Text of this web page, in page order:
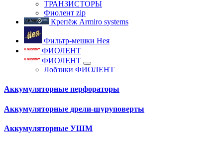
ТРАНЗИСТОРЫ
Фиолент zip
Крепёж Armiro systems
Фильтр-мешки Нея
ФИОЛЕНТ
ФИОЛЕНТ
Лобзики ФИОЛЕНТ
Аккумуляторные перфораторы
Аккумуляторные дрели-шуруповерты
Аккумуляторные УШМ